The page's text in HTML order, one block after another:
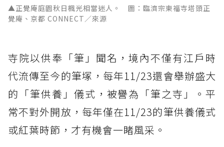
▲正覺庵庭園秋日楓光相當迷人。 圖：臨濟宗東福寺塔頭正
覺庵、京都 CONNECT／來源
寺院以供奉「筆」聞名，境內不僅有江戶時
代流傳至今的筆塚，每年11/23還會舉辦盛大
的「筆供養」儀式，被譽為「筆之寺」。平
常不對外開放，每年僅在11/23的筆供養儀式
或紅葉時節，才有機會一睹風采。